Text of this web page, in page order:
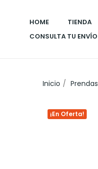
HOME TIENDA
CONSULTA TU ENVÍO
Inicio
¡En Oferta!